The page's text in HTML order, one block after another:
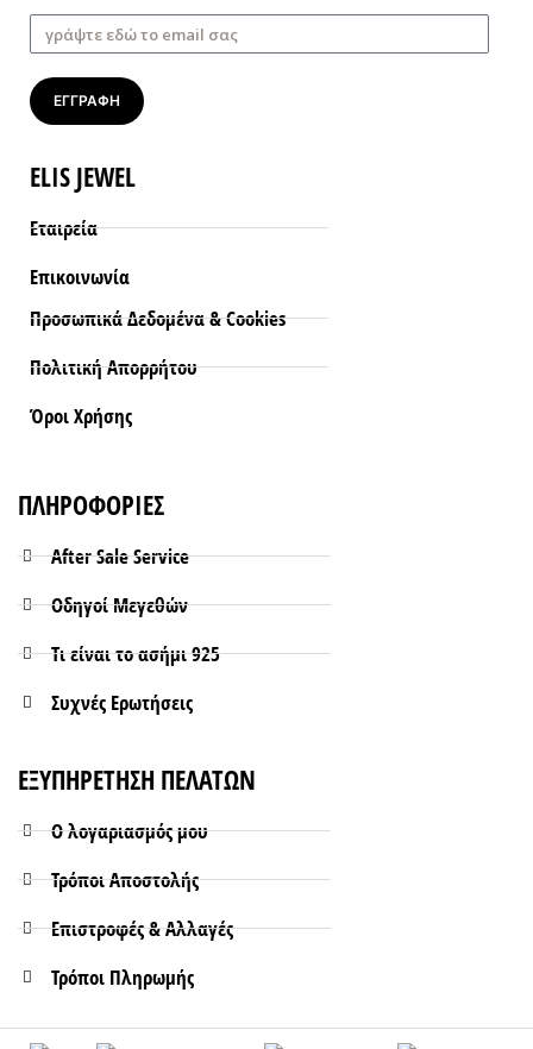
ΕΞΥΠΗΡΕΤΗΣΗ ΠΕΛΑΤΩΝ
Ο λογαριασμός μου
Τρόποι Aποστολής
Επιστροφές & Αλλαγές
Τρόποι Πληρωμής
ΠΛΗΡΟΦΟΡΙΕΣ
After Sale Service
Οδηγοί Μεγεθών
Τι είναι το ασήμι 925
Συχνές Ερωτήσεις
ELIS JEWEL
Εταιρεία
Επικοινωνία
Προσωπικά Δεδομένα & Cookies
Πολιτική Απορρήτου
Όροι Xρήσης
ΕΓΓΡΑΦΗ